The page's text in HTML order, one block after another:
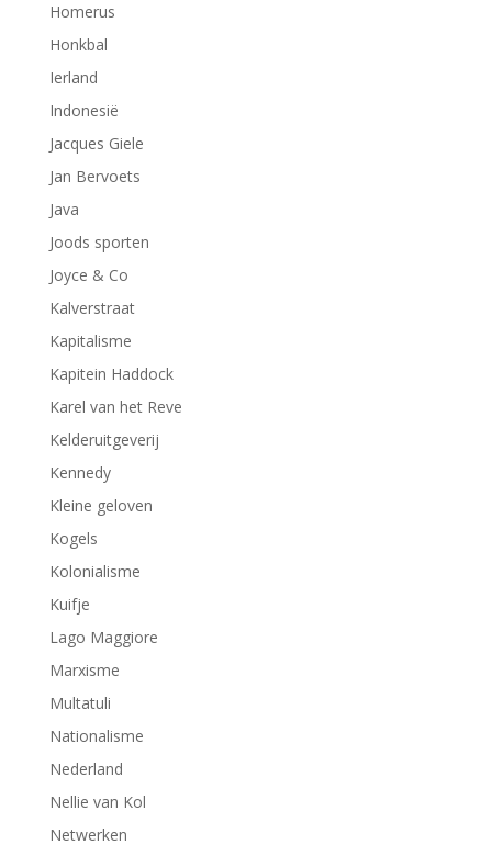
Homerus
Honkbal
Ierland
Indonesië
Jacques Giele
Jan Bervoets
Java
Joods sporten
Joyce & Co
Kalverstraat
Kapitalisme
Kapitein Haddock
Karel van het Reve
Kelderuitgeverij
Kennedy
Kleine geloven
Kogels
Kolonialisme
Kuifje
Lago Maggiore
Marxisme
Multatuli
Nationalisme
Nederland
Nellie van Kol
Netwerken